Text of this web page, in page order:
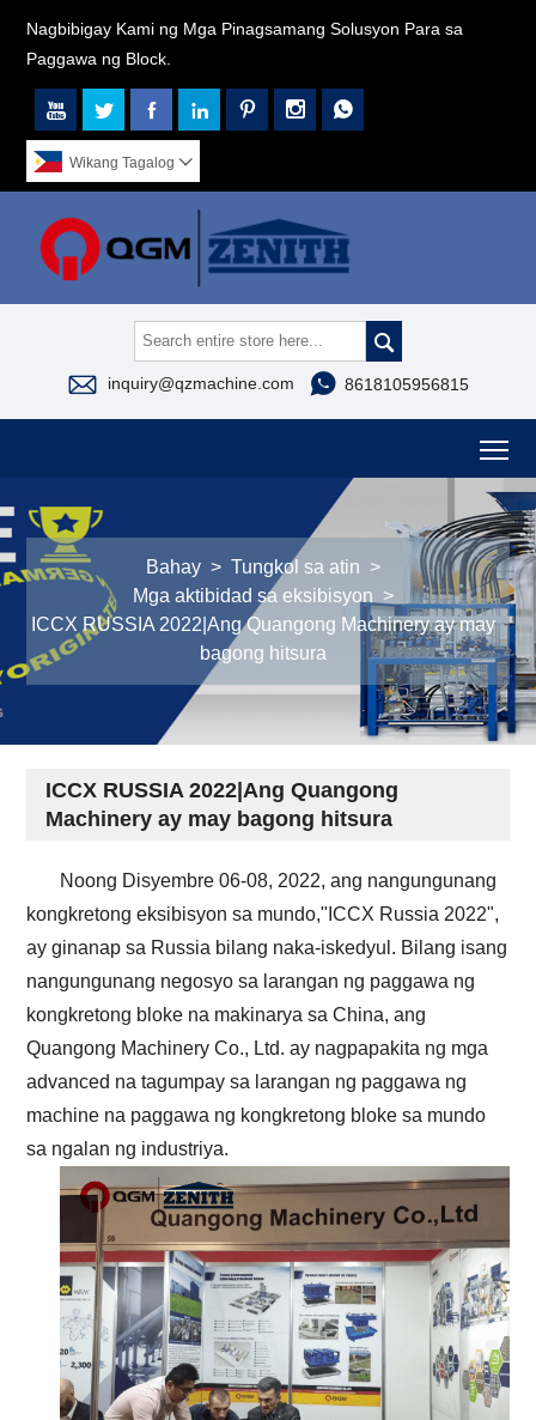
Nagbibigay Kami ng Mga Pinagsamang Solusyon Para sa
Paggawa ng Block.
      
Wikang Tagalog 

 inquiry@qzmachine.com  8618105956815
Bahay > Tungkol sa atin >
Mga aktibidad sa eksibisyon >
ICCX RUSSIA 2022|Ang Quangong Machinery ay may
bagong hitsura
ICCX RUSSIA 2022|Ang Quangong
Machinery ay may bagong hitsura
Noong Disyembre 06-08, 2022, ang nangungunang
kongkretong eksibisyon sa mundo,"ICCX Russia 2022",
ay ginanap sa Russia bilang naka-iskedyul. Bilang isang
nangungunang negosyo sa larangan ng paggawa ng
kongkretong bloke na makinarya sa China, ang
Quangong Machinery Co., Ltd. ay nagpapakita ng mga
advanced na tagumpay sa larangan ng paggawa ng
machine na paggawa ng kongkretong bloke sa mundo
sa ngalan ng industriya.